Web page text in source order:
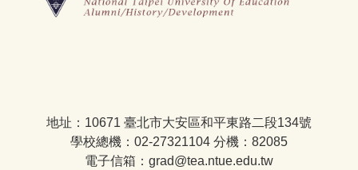
地址：10671 臺北市大安區和平東路二段134號
學校總機：02-27321104 分機：82085
電子信箱：grad@tea.ntue.edu.tw